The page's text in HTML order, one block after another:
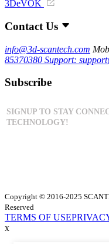
3DeVOK
Contact Us
info@3d-scantech.com
85370380 Support:
Subscribe
Copyright © 2016-2025
Reserved
TERMS OF USE
x